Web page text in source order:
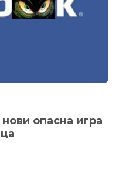
опасна игра